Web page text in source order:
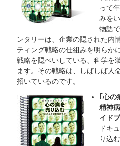
って
みを
物語
ンタリーは、企業の隠された内
ティング戦略の仕組みを明らか
戦略を隠ぺいしている、科学を
ます。その戦略は、しばしば人
招いているのです。
｢心の
精神
イド
ドキ
り込